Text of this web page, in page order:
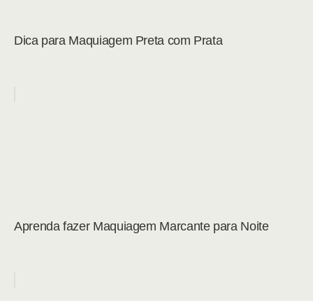
Dica para Maquiagem Preta com Prata
Aprenda fazer Maquiagem Marcante para Noite